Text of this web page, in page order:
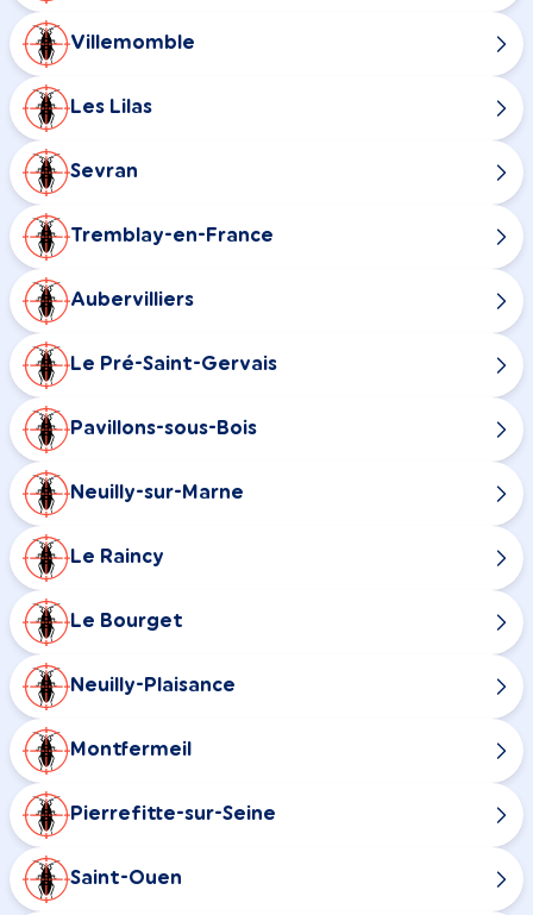
Villemomble
Les Lilas
Sevran
Tremblay-en-France
Aubervilliers
Le Pré-Saint-Gervais
Pavillons-sous-Bois
Neuilly-sur-Marne
Le Raincy
Le Bourget
Neuilly-Plaisance
Montfermeil
Pierrefitte-sur-Seine
Saint-Ouen